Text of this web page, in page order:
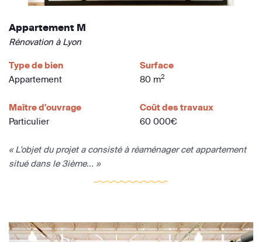
Appartement M
Rénovation à Lyon
Type de bien
Appartement
Surface
80 m2
Maître d'ouvrage
Particulier
Coût des travaux
60 000€
« L'objet du projet a consisté à réaménager cet appartement
situé dans le 3ième... »